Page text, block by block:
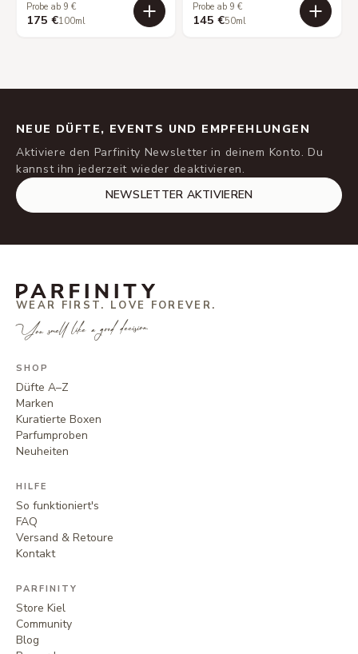
Probe ab 9 €
175 €100ml
Probe ab 9 €
145 €50ml
NEUE DÜFTE, EVENTS UND EMPFEHLUNGEN
Aktiviere den Parfinity Newsletter in deinem Konto. Du
kannst ihn jederzeit wieder deaktivieren.
NEWSLETTER AKTIVIEREN
WEAR FIRST. LOVE FOREVER.
You smell like a good decision.
SHOP
Düfte A–Z
Marken
Kuratierte Boxen
Parfumproben
Neuheiten
HILFE
So funktioniert's
FAQ
Versand & Retoure
Kontakt
PARFINITY
Store Kiel
Community
Blog